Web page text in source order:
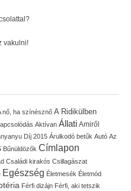
vakulni!
nő, ha színésznő A Ridikülben
Aktívan Állati Amiről
Díj 2015 Árulkodó betűk Autó Az
Bűnüldözők Címlapon
Családi kirakós Csillagászat
Egészség Életmesék Életmód
Férfi dizájn Férfi, aki tetszik